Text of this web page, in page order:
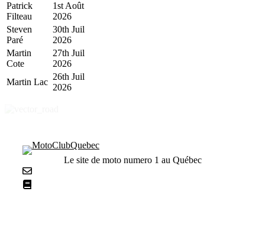
Patrick
Filteau
1st Août
2026
Steven
Paré
30th Juil
2026
Martin
Cote
27th Juil
2026
Martin Lac
26th Juil
2026
Le site de moto numero 1 au Québec